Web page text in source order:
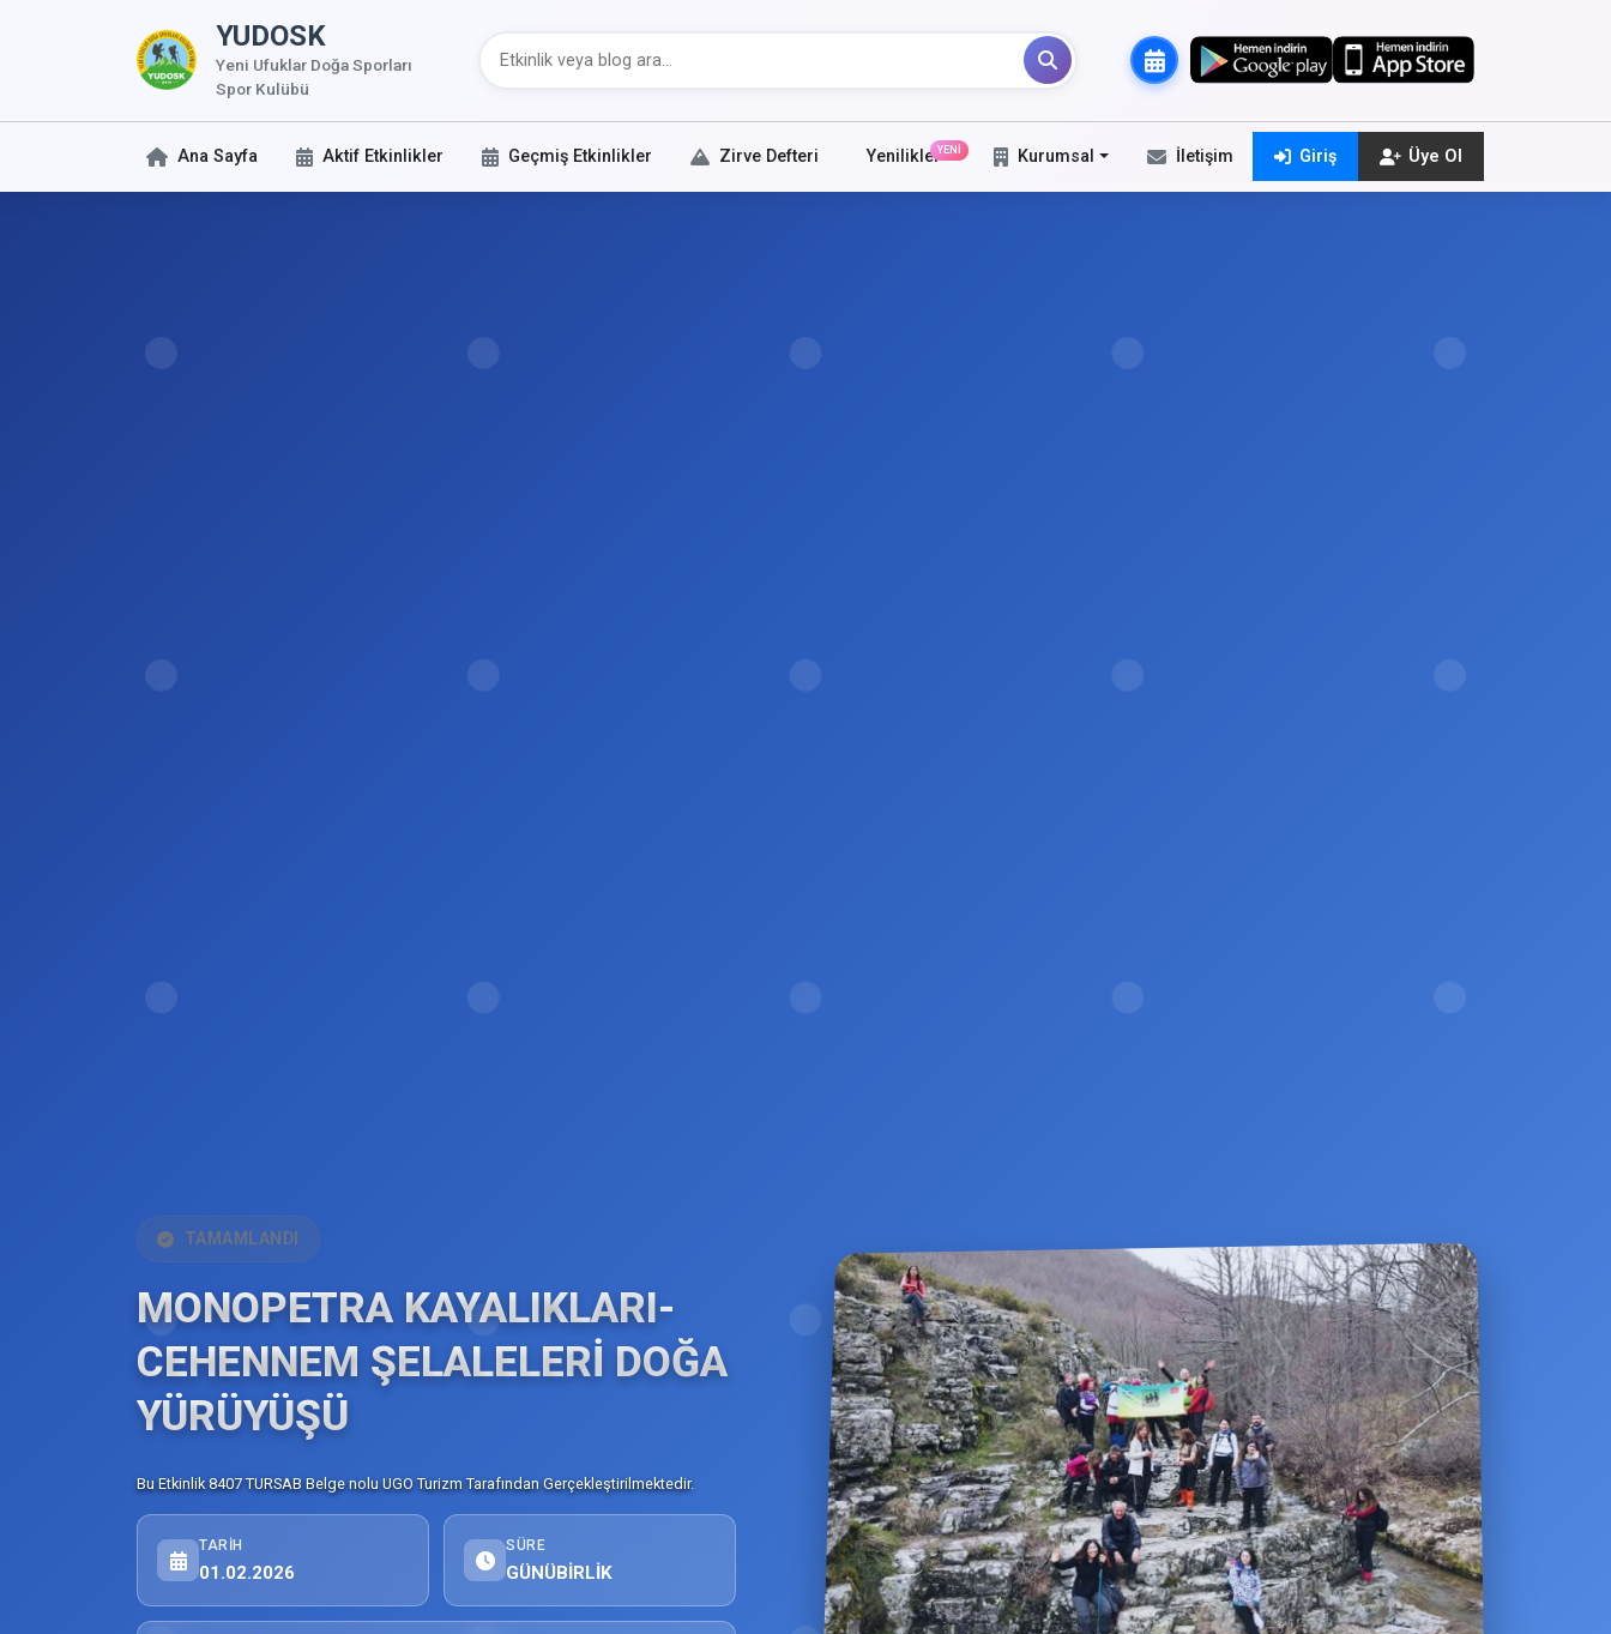
YUDOSK
Yeni Ufuklar Doğa Sporları
Spor Kulübü
Ana Sayfa Aktif Etkinlikler Geçmiş Etkinlikler Zirve Defteri YeniliklerYENİ Kurumsal İletişim Giriş Üye Ol
TAMAMLANDI
MONOPETRA KAYALIKLARI-
CEHENNEM ŞELALELERİ DOĞA
YÜRÜYÜŞÜ
Bu Etkinlik 8407 TURSAB Belge nolu UGO Turizm Tarafından Gerçekleştirilmektedir.
TARIH
01.02.2026
SÜRE
GÜNÜBİRLİK